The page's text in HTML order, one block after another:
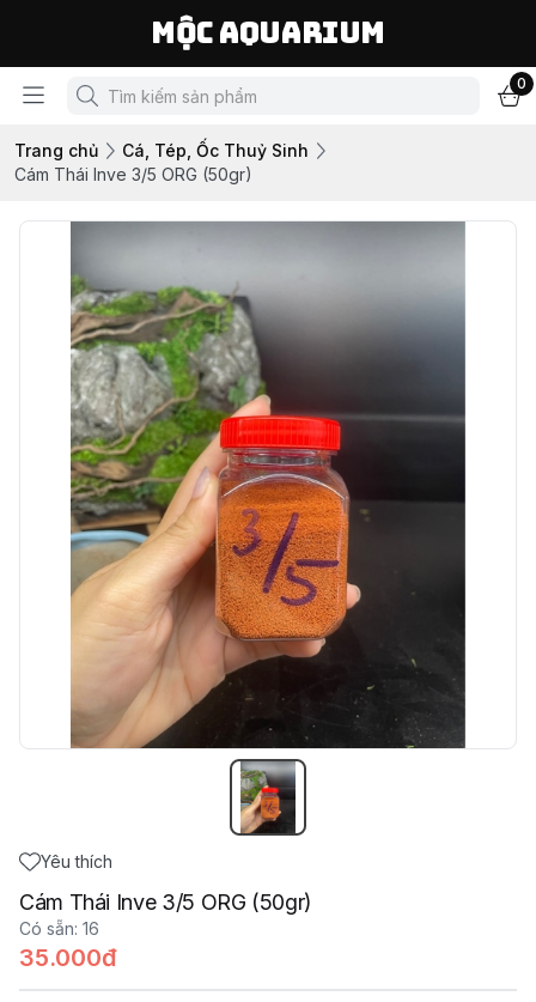
Mộc Aquarium
0
Trang chủ
Cá, Tép, Ốc Thuỷ Sinh
Cám Thái Inve 3/5 ORG (50gr)
Yêu thích
Cám Thái Inve 3/5 ORG (50gr)
Có sẵn: 16
35.000đ